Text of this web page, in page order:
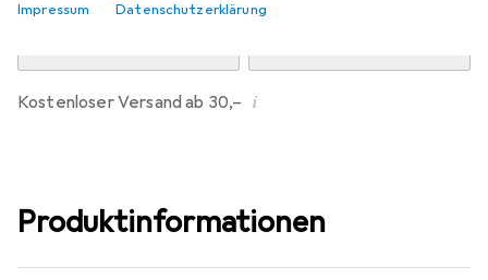
Impressum Datenschutzerklärung
Kostenloser Versand ab 30,– i
Produktinformationen